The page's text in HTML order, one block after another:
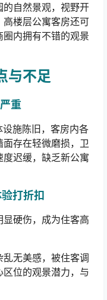
自然景观，视野开
楼层公寓客房还可
内拥有不错的观景
与不足
重
设施陈旧，客房内各
存在轻微磨损，卫
迟缓，缺乏新公寓
打折扣
硬伤，成为住客高
无美感，被住客调
位的观景潜力，与